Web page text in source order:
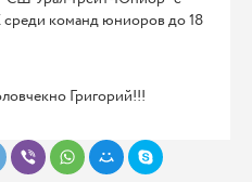
команд юниоров до 18
Григорий!!!